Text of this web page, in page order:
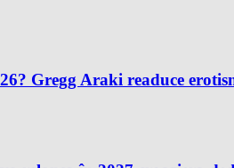
Gregg Araki readuce